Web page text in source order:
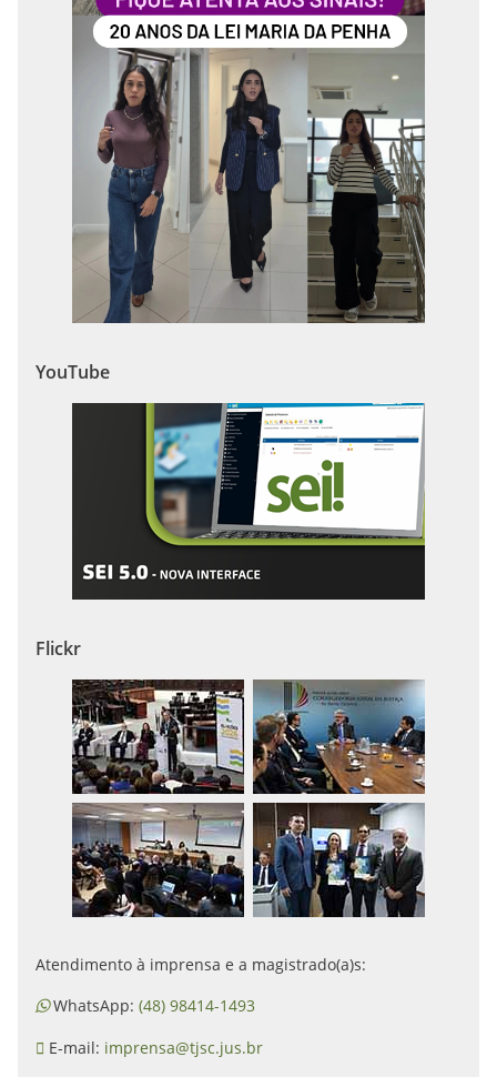
YouTube
Flickr
Atendimento à imprensa e a magistrado(a)s:
WhatsApp: (48) 98414-1493
E-mail: imprensa@tjsc.jus.br